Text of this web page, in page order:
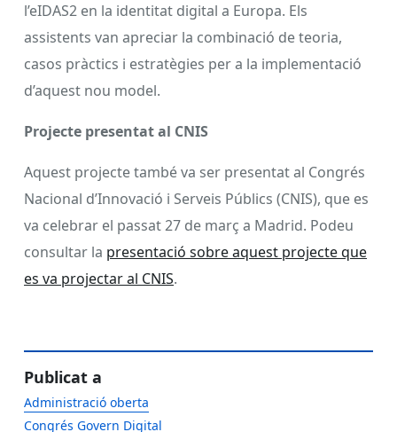
l’eIDAS2 en la identitat digital a Europa. Els
assistents van apreciar la combinació de teoria,
casos pràctics i estratègies per a la implementació
d’aquest nou model.
Projecte presentat al CNIS
Aquest projecte també va ser presentat al Congrés
Nacional d’Innovació i Serveis Públics (CNIS), que es
va celebrar el passat 27 de març a Madrid. Podeu
consultar la presentació sobre aquest projecte que
es va projectar al CNIS.
Publicat a
Administració oberta
Congrés Govern Digital